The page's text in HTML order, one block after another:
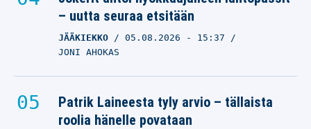
– uutta seuraa etsitään
JÄÄKIEKKO 05.08.2026 - 15:37
JONI AHOKAS
Patrik Laineesta tyly arvio – tällaista
roolia hänelle povataan